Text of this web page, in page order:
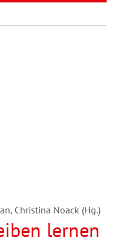
Christina Noack (Hg.)
lernen